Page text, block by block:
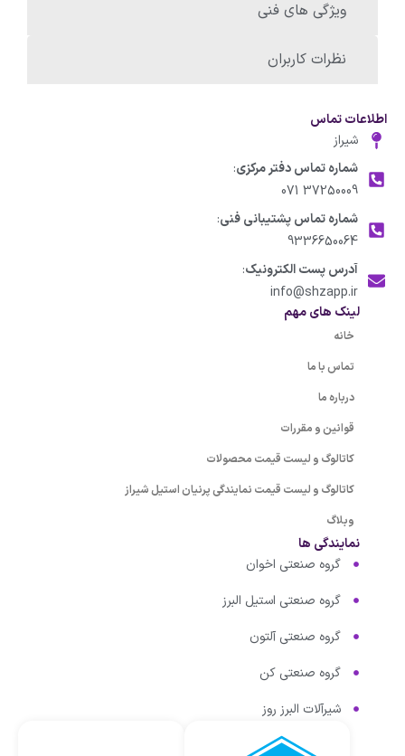
ویژگی های فنی
نظرات کاربران
اطلاعات تماس
شیراز
شماره تماس دفتر مرکزی:
37250009 071
شماره تماس پشتیبانی فنی:
9336650064
آدرس پست الکترونیک:
info@shzapp.ir
لینک های مهم
خانه
تماس با ما
درباره ما
قوانین و مقررات
کاتالوگ و لیست قیمت محصولات
کاتالوگ و لیست قیمت نمایندگی پرنیان استیل شیراز
وبلاگ
نمایندگی ها
گروه صنعتی اخوان
گروه صنعتی استیل البرز
گروه صنعتی آلتون
گروه صنعتی کن
شیرآلات البرز روز